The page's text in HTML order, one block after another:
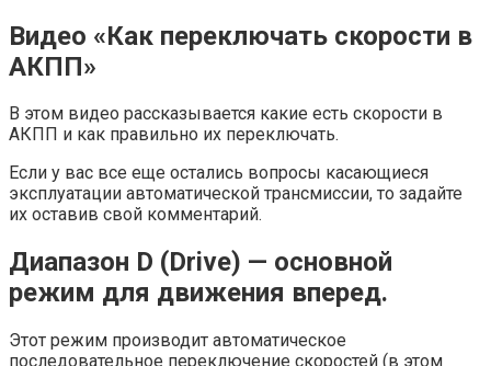
Видео «Как переключать скорости в
АКПП»
В этом видео рассказывается какие есть скорости в
АКПП и как правильно их переключать.
Если у вас все еще остались вопросы касающиеся
эксплуатации автоматической трансмиссии, то задайте
их оставив свой комментарий.
Диапазон D (Drive) — основной
режим для движения вперед.
Этот режим производит автоматическое
последовательное переключение скоростей (в этом